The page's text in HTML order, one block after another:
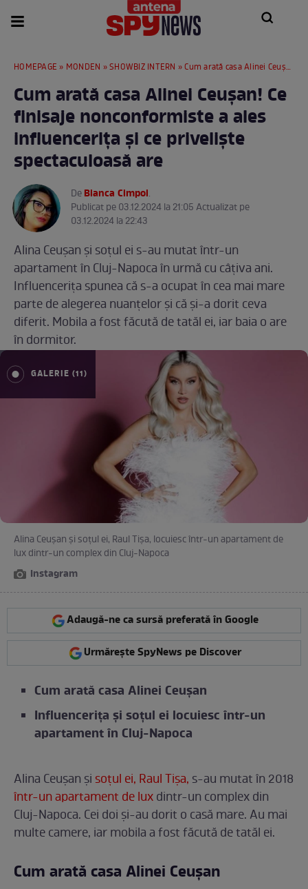
HOMEPAGE » MONDEN »SHOWBIZ INTERN » Cum arată casa Alinei Ceușan! Ce finisaje nonconformiste a ales influencerița și ce priveliște spectaculoasă are
Cum arată casa Alinei Ceușan! Ce
finisaje nonconformiste a ales
influencerița și ce priveliște
spectaculoasă are
DeBianca Cimpoi.
Publicat pe 03.12.2024 la 21:05 Actualizat pe
03.12.2024 la 22:43
Alina Ceușan și soțul ei s-au mutat într-un
apartament în Cluj-Napoca în urmă cu câțiva ani.
Influencerița spunea că s-a ocupat în cea mai mare
parte de alegerea nuanțelor și că și-a dorit ceva
diferit. Mobila a fost făcută de tatăl ei, iar baia o are
în dormitor.
GALERIE (11)
Alina Ceușan și soțul ei, Raul Tișa, locuiesc într-un apartament de
lux dintr-un complex din Cluj-Napoca
Instagram
Adaugă-ne ca sursă preferată în Google
Urmărește SpyNews pe Discover
Cum arată casa Alinei Ceușan
Influencerița și soțul ei locuiesc într-un
apartament în Cluj-Napoca
Alina Ceușan și soțul ei, Raul Tișa, s-au mutat în 2018
într-un apartament de luxdintr-un complex din
Cluj-Napoca. Cei doi și-au dorit o casă mare. Au mai
multe camere, iar mobila a fost făcută de tatăl ei.
Cum arată casa Alinei Ceușan